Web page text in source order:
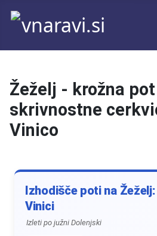
Žeželj - krožna
skrivnostne
Vinico
Izhodišče poti na
Vinici
Izleti po južni Dolenjski